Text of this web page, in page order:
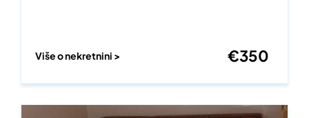
Više o nekretnini > €350